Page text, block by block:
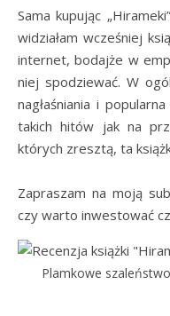
Sama kupując
widziałam wcześniej
internet, bodajże w
niej spodziewać. W
nagłaśniania i
takich hitów jak na
których zresztą, ta
Zapraszam na moją
czy warto inwestować
Plamkowe